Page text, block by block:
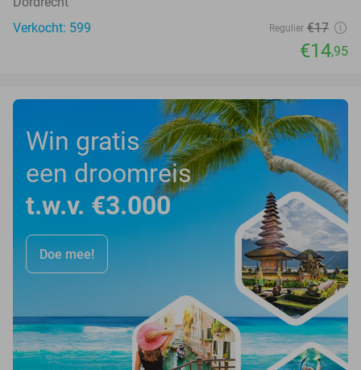
Verkocht: 599
Regulier €17
€14,95
Win gratis
een droomreis
t.w.v. €3.000
Doe mee!